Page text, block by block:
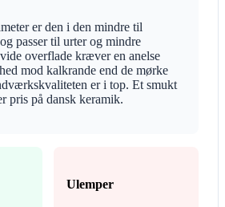
er den i den mindre til
passer til urter og mindre
overflade kræver en anelse
mod kalkrande end de mørke
er i top. Et smukt
pris på dansk keramik.
Ulemper